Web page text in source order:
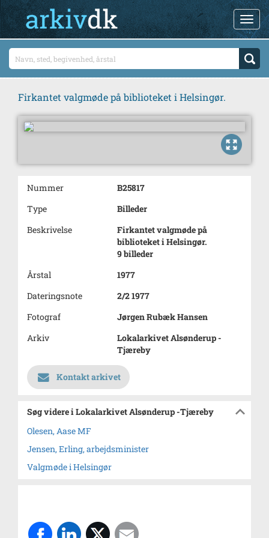
Firkantet valgmøde på biblioteket i Helsingør.
Nummer
B25817
Type
Billeder
Beskrivelse
Firkantet valgmøde på
biblioteket i Helsingør.
9 billeder
Årstal
1977
Dateringsnote
2/2 1977
Fotograf
Jørgen Rubæk Hansen
Arkiv
Lokalarkivet Alsønderup -
Tjæreby
Kontakt arkivet
Søg videre i Lokalarkivet Alsønderup -Tjæreby
Olesen, Aase MF
Jensen, Erling, arbejdsminister
Valgmøde i Helsingør